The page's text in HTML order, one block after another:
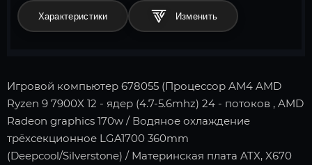
Характеристики
Игровой компьютер 678055 (Процессор AM4 AMD
Ryzen 9 7900X 12 - ядер (4.7-5.6mhz) 24 - потоков , AMD
Radeon graphics 170w / Водяное охлаждение
трёхсекционное LGA1700 360mm
(Deepcool/Silverstone) / Материнская плата ATX, X670